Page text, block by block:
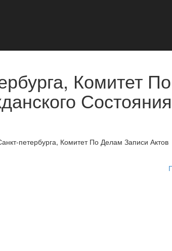
Комитет По
Состояния
петербурга, Комитет По Делам Записи Актов